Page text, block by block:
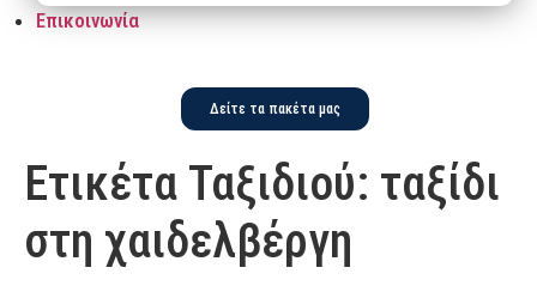
Επικοινωνία
Δείτε τα πακέτα μας
Ετικέτα Ταξιδιού: ταξίδι
στη χαιδελβέργη